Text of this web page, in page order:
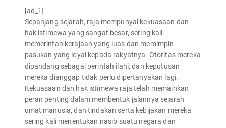
[ad_1]
Sepanjang sejarah, raja mempunyai kekuasaan dan
hak istimewa yang sangat besar, sering kali
memerintah kerajaan yang luas dan memimpin
pasukan yang loyal kepada rakyatnya. Otoritas mereka
dipandang sebagai perintah ilahi, dan keputusan
mereka dianggap tidak perlu dipertanyakan lagi.
Kekuasaan dan hak istimewa raja telah memainkan
peran penting dalam membentuk jalannya sejarah
umat manusia, dan tindakan serta kebijakan mereka
sering kali menentukan nasib suatu negara dan